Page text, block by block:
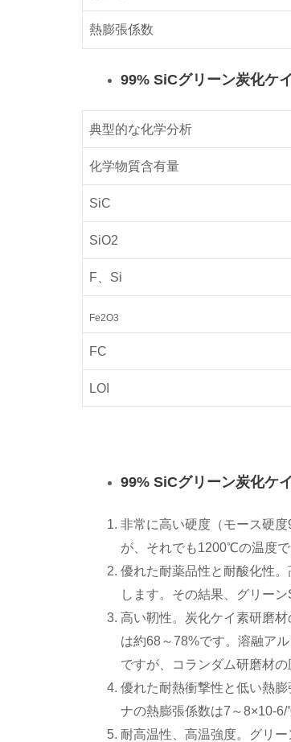
熱膨張係数
99% SiCグリーン炭化ケ
典型的な化学分析
化学物質含有量
SiC
SiO2
F、Si
Fe2O3
FC
LOI
99% SiCグリーン炭化ケ
非常に高い硬度（モース硬
が、それでも1200℃の温度
優れた耐薬品性と耐酸化性
します。その結果、グリー
高い靭性。炭化ケイ素研磨
は約68～78%です。溶融ア
ですが、コランダム研磨材の
優れた耐熱衝撃性と低い熱
ナの熱膨張係数は7～8×10-6/
耐高温性、高温強度。グリ